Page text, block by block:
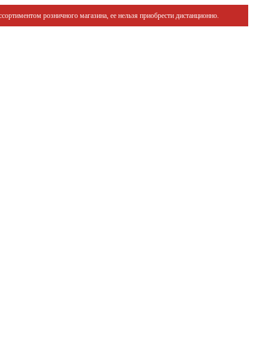
розничного магазина, ее нельзя приобрести дистанционно.